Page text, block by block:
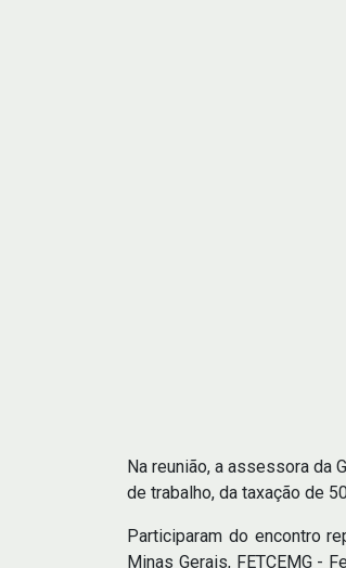
Na reunião, a assessora da
de trabalho, da taxação de
Participaram do encontro
Minas Gerais, FETCEMG -